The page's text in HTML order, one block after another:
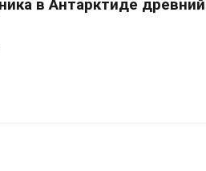
в Антарктиде